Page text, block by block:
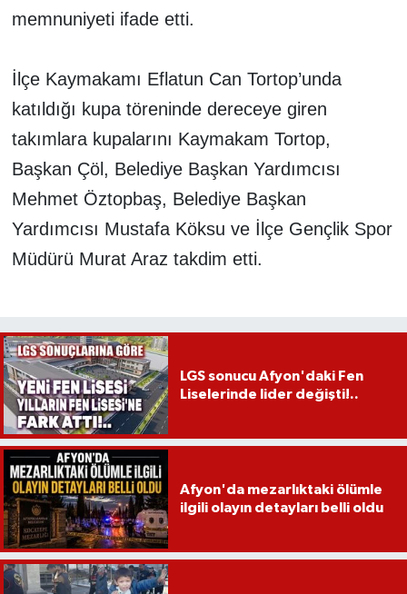
memnuniyeti ifade etti.
İlçe Kaymakamı Eflatun Can Tortop’unda
katıldığı kupa töreninde dereceye giren
takımlara kupalarını Kaymakam Tortop,
Başkan Çöl, Belediye Başkan Yardımcısı
Mehmet Öztopbaş, Belediye Başkan
Yardımcısı Mustafa Köksu ve İlçe Gençlik Spor
Müdürü Murat Araz takdim etti.
LGS sonucu Afyon'daki Fen
Liselerinde lider değişti!..
Afyon'da mezarlıktaki ölümle
ilgili olayın detayları belli oldu